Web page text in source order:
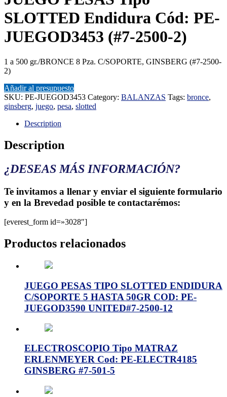
SLOTTED Endidura Cód: PE-
JUEGOD3453 (#7-2500-2)
1 a 500 gr./BRONCE 8 Pza. C/SOPORTE, GINSBERG (#7-2500-
2)
Añadir al presupuesto
SKU: PE-JUEGOD3453 Category: BALANZAS Tags: bronce,
ginsberg, juego, pesa, slotted
Description
Description
¿DESEAS MÁS INFORMACIÓN?
Te invitamos a llenar y enviar el siguiente formulario
y en la Brevedad posible te contactarémos:
[everest_form id=»3028″]
Productos relacionados
JUEGO PESAS TIPO SLOTTED ENDIDURA
C/SOPORTE 5 HASTA 50GR COD: PE-
JUEGOD3590 UNITED#7-2500-12
ELECTROSCOPIO Tipo MATRAZ
ERLENMEYER Cod: PE-ELECTR4185
GINSBERG #7-501-5